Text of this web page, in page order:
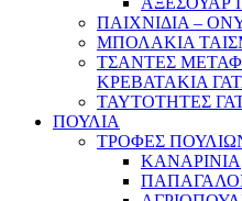
ΠΑΙΧΝΙΔΙΑ –
ΜΠΟΛΑΚΙΑ
ΤΣΑΝΤΕΣ
ΚΡΕΒΑΤΑΚΙΑ
ΤΑΥΤΟΤΗΤΕΣ
ΠΟΥΛΙΑ
ΤΡΟΦΕΣ
ΚΑΝΑΡΙΝΙΑ